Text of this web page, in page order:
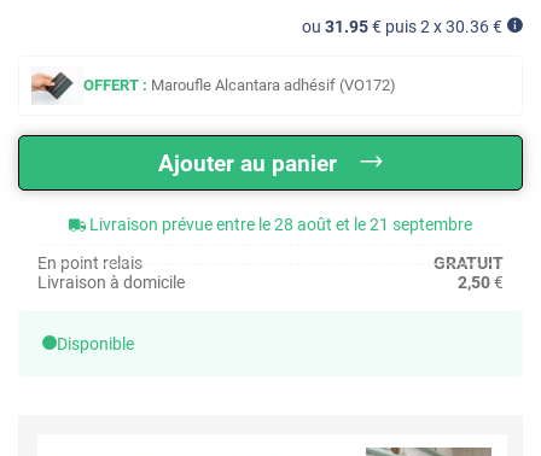
ou 31.95€ puis 2 x30.36€
OFFERT : Maroufle Alcantara adhésif (VO172)
Ajouter au panier
Livraison prévue entre le 28 août et le 21 septembre
En point relais
GRATUIT
Livraison à domicile
2,50€
Disponible